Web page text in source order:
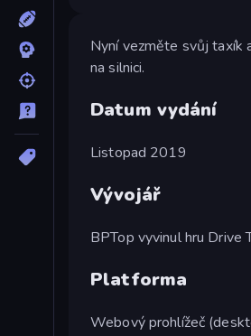
Nyní vezměte svůj taxík
na silnici.
Datum vydání
Listopad 2019
Vývojář
BPTop vyvinul hru Drive
Platforma
Webový prohlížeč